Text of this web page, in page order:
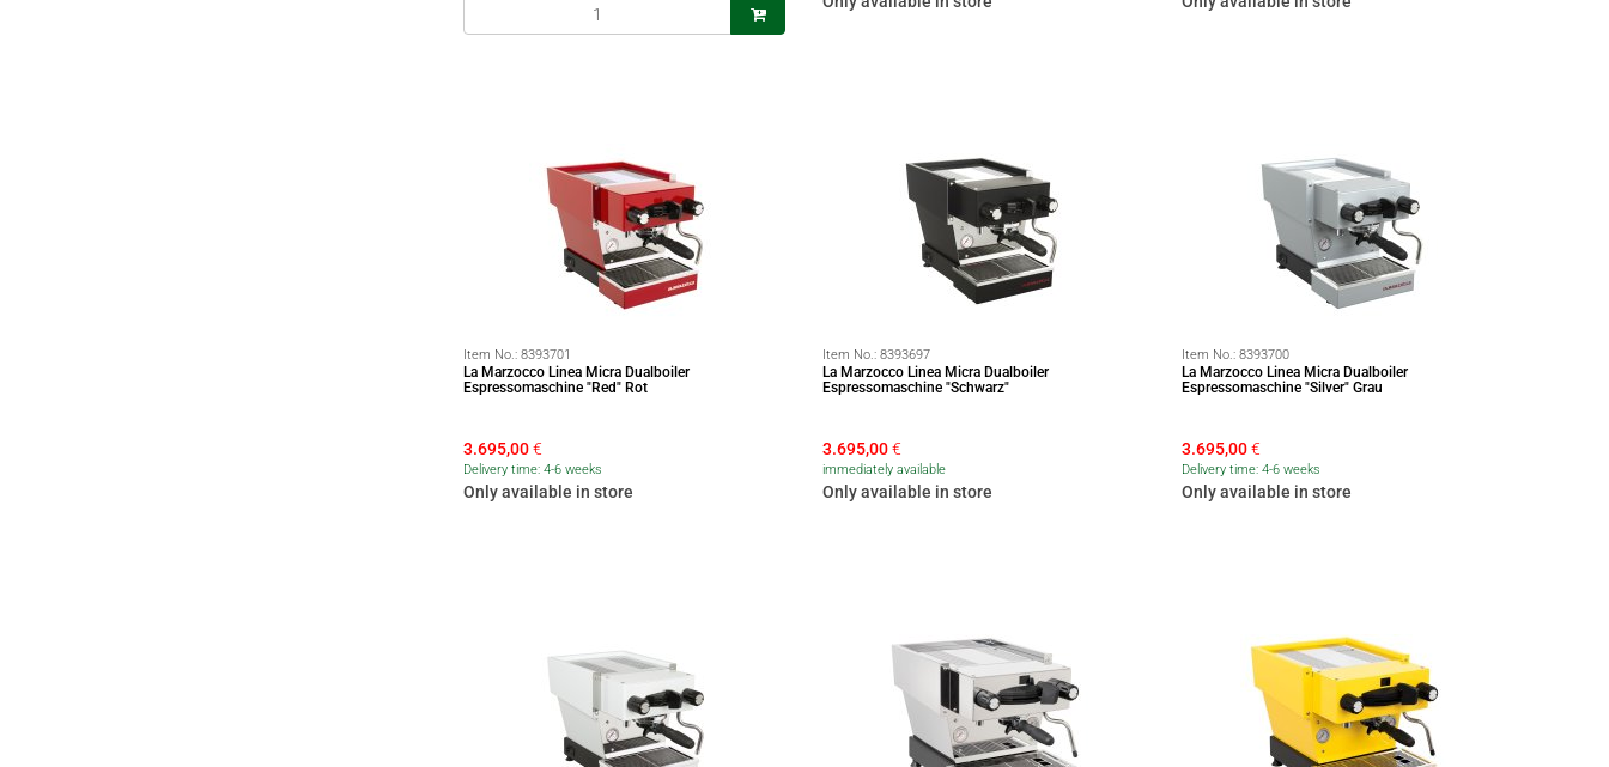
Item No.: 8393701
La Marzocco Linea Micra Dualboiler
Espressomaschine "Red" Rot
3.695,00€
Delivery time: 4-6 weeks
Only available in store
Item No.: 8393697
La Marzocco Linea Micra Dualboiler
Espressomaschine "Schwarz"
3.695,00€
immediately available
Only available in store
Item No.: 8393700
La Marzocco Linea Micra Dualboiler
Espressomaschine "Silver" Grau
3.695,00€
Delivery time: 4-6 weeks
Only available in store